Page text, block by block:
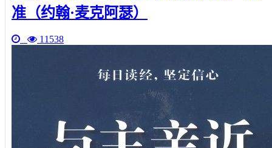
准（约翰·麦克阿瑟）
11538